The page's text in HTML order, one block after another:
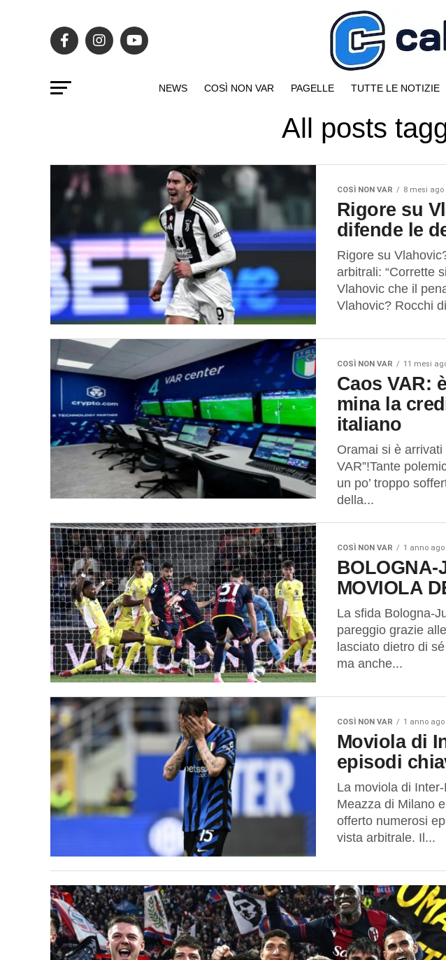
NEWS COSÌ NON VAR PAGELLE TUTTE LE NOTIZIE
All posts
COSÌ NON VAR 8 mesi ago
Rigore su
difende le
Rigore su
arbitrali: “Corrette
Vlahovic che il
Vlahovic? Rocchi
COSÌ NON VAR 11 mesi
Caos VAR:
mina la
italiano
Oramai si è
VAR”!Tante
un po’ troppo
della...
COSÌ NON VAR 1 anno ago
BOLOGNA-
MOVIOLA
La sfida Bologna-
pareggio grazie
lasciato dietro di
ma anche...
COSÌ NON VAR 1 anno ago
Moviola di
episodi
La moviola di
Meazza di Milano
offerto numerosi
vista arbitrale. Il...